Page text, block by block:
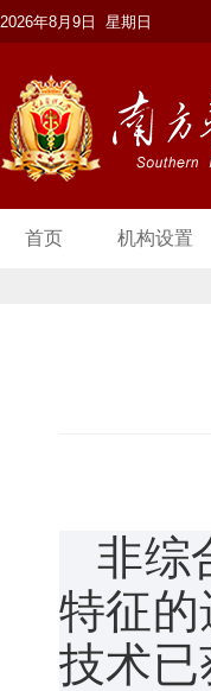
2026年8月9日 星期日
首页 机构设置
非综
特征
技术